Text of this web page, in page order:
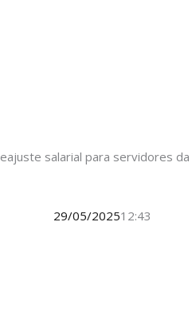
salarial para servidores da
29/05/202512:43